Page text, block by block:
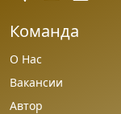
Команда
О Нас
Вакансии
Автор